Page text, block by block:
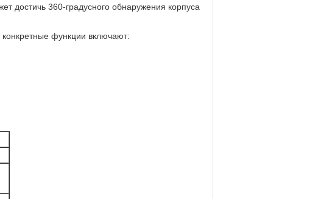
достичь 360-градусного обнаружения корпуса
функции включают: